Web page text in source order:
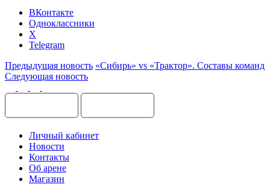
ВКонтакте
Одноклассники
X
Telegram
Предыдущая новость «Сибирь» vs «Трактор». Составы команд
Следующая новость
Личный кабинет
Новости
Контакты
Об арене
Магазин